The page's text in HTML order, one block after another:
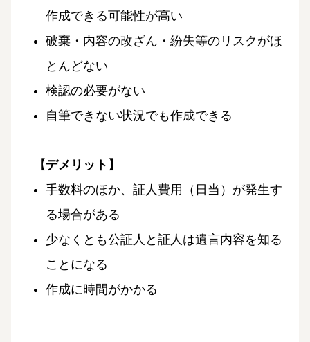
作成できる可能性が高い
破棄・内容の改ざん・紛失等のリスクがほ
とんどない
検認の必要がない
自筆できない状況でも作成できる
【デメリット】
手数料のほか、証人費用（日当）が発生す
る場合がある
少なくとも公証人と証人は遺言内容を知る
ことになる
作成に時間がかかる